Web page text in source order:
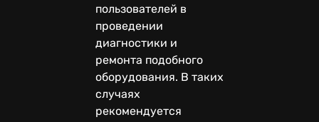
пользователей в
проведении
диагностики и
ремонта подобного
оборудования. В таких
случаях
рекомендуется